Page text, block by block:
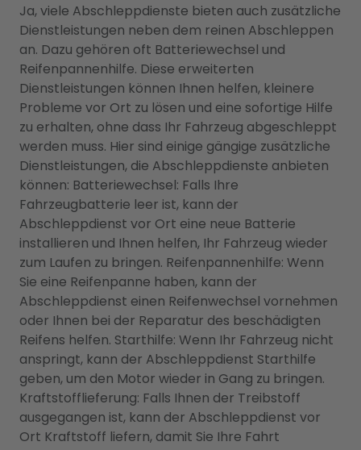
Ja, viele Abschleppdienste bieten auch zusätzliche
Dienstleistungen neben dem reinen Abschleppen
an. Dazu gehören oft Batteriewechsel und
Reifenpannenhilfe. Diese erweiterten
Dienstleistungen können Ihnen helfen, kleinere
Probleme vor Ort zu lösen und eine sofortige Hilfe
zu erhalten, ohne dass Ihr Fahrzeug abgeschleppt
werden muss. Hier sind einige gängige zusätzliche
Dienstleistungen, die Abschleppdienste anbieten
können: Batteriewechsel: Falls Ihre
Fahrzeugbatterie leer ist, kann der
Abschleppdienst vor Ort eine neue Batterie
installieren und Ihnen helfen, Ihr Fahrzeug wieder
zum Laufen zu bringen. Reifenpannenhilfe: Wenn
Sie eine Reifenpanne haben, kann der
Abschleppdienst einen Reifenwechsel vornehmen
oder Ihnen bei der Reparatur des beschädigten
Reifens helfen. Starthilfe: Wenn Ihr Fahrzeug nicht
anspringt, kann der Abschleppdienst Starthilfe
geben, um den Motor wieder in Gang zu bringen.
Kraftstofflieferung: Falls Ihnen der Treibstoff
ausgegangen ist, kann der Abschleppdienst vor
Ort Kraftstoff liefern, damit Sie Ihre Fahrt